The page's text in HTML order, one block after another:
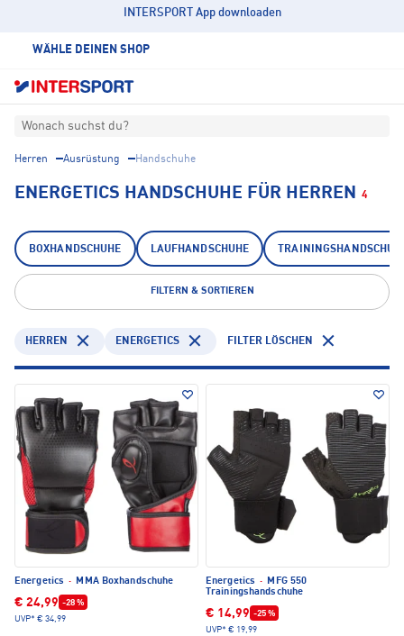
INTERSPORT App downloaden
WÄHLE DEINEN SHOP
Wonach suchst du?
Herren Ausrüstung Handschuhe
ENERGETICS HANDSCHUHE FÜR HERREN 4
BOXHANDSCHUHE LAUFHANDSCHUHE
FILTERN & SORTIEREN
HERREN ENERGETICS FILTER LÖSCHEN
Energetics · MMA Boxhandschuhe
€ 24,99 -28 %
UVP* € 34,99
Energetics ·
MFG 550
Trainingshandschuhe
€ 14,99 -25 %
UVP* € 19,99